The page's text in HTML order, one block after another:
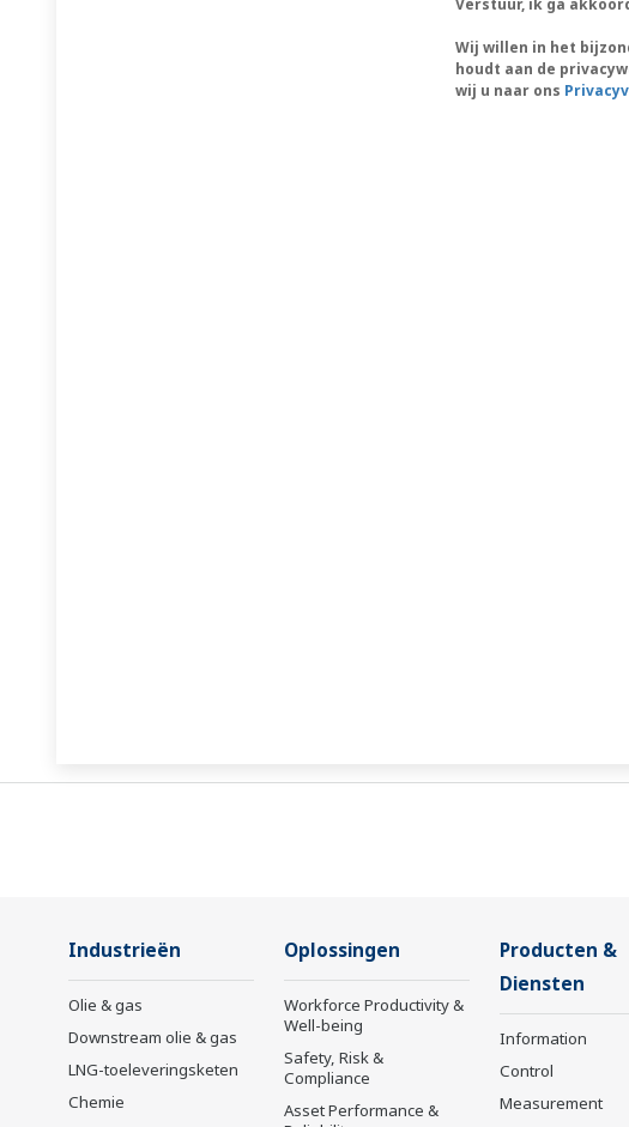
Industrieën
Olie & gas
Downstream olie & gas
LNG-toeleveringsketen
Chemie
Oplossingen
Workforce Productivity &
Well-being
Safety, Risk &
Compliance
Asset Performance &
Producten &
Diensten
Information
Control
Measurement